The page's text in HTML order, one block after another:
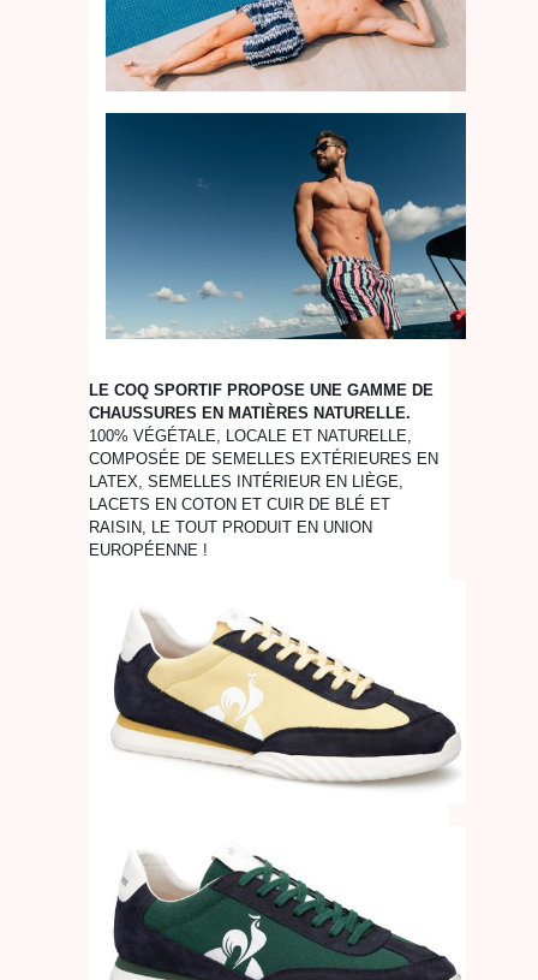
LE COQ SPORTIF PROPOSE UNE GAMME DE
CHAUSSURES EN MATIÈRES NATURELLE.
100% VÉGÉTALE, LOCALE ET NATURELLE,
COMPOSÉE DE SEMELLES EXTÉRIEURES EN
LATEX, SEMELLES INTÉRIEUR EN LIÈGE,
LACETS EN COTON ET CUIR DE BLÉ ET
RAISIN, LE TOUT PRODUIT EN UNION
EUROPÉENNE !